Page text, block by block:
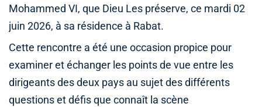
Mohammed VI, que Dieu Les préserve, ce mardi 02
juin 2026, à sa résidence à Rabat.
Cette rencontre a été une occasion propice pour
examiner et échanger les points de vue entre les
dirigeants des deux pays au sujet des différents
questions et défis que connaît la scène